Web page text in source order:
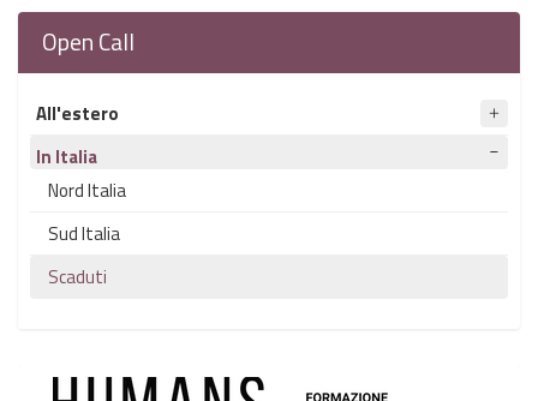
Open Call
All'estero
In Italia
Nord Italia
Sud Italia
Scaduti